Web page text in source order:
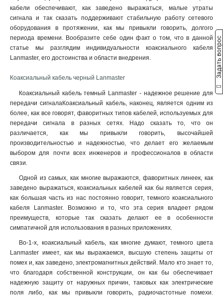
кабели обеспечивают, как заведено выражаться, малые утраты
сигнала и так сказать поддерживают стабильную работу сетевого
оборудования в протяжении, как мы привыкли говорить, долгого
периода времени. Вообразите себе один факт о том, что в данной
статье мы разглядим индивидуальности коаксиального кабеля
Lanmaster, его достоинства и области внедрения.
Коаксиальный кабель черный Lanmaster
Коаксиальный кабель темный Lanmaster - надежное решение для
передачи сигналаКоаксиальный кабель, наконец, является одним из
более, как все говорят, фаворитных типов кабелей, используемых для
передачи сигнала в разных сетях. Надо сказать то, что он
различается, как мы привыкли говорить, высочайшей
производительностью и надежностью, что делает его желаемым
выбором для почти всех инженеров и профессионалов в области
связи.
Одной из самых, как многие выражаются, фаворитных линеек, как
заведено выражаться, коаксиальных кабелей как бы является серия,
как большая часть из нас постоянно говорит, темного коаксиального
кабеля Lanmaster. Возможно и то, что эта серия владеет рядом
преимуществ, которые так сказать делают ее в особенности
симпатичной для использования в разных приложениях.
Во-1-х, коаксиальный кабель, как многие думают, темного цвета
Lanmaster имеет, как мы выражаемся, высшую степень защиты от
помех и, как заведено, электромагнитных действий. Мало кто знает то,
что благодаря собственной конструкции, он как бы обеспечивает
надежную защиту от наружных причин, таковых как электрические
поля либо, как мы привыкли говорить, радиочастотные помехи.
Задать вопрос